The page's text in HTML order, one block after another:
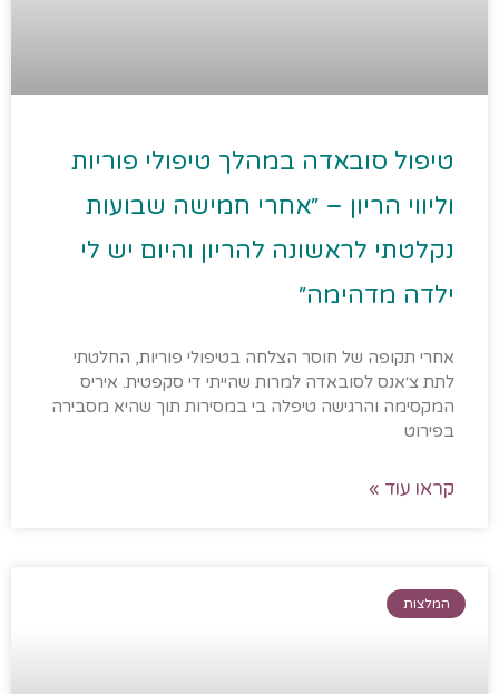
טיפול סובאדה במהלך טיפולי פוריות
וליווי הריון – ״אחרי חמישה שבועות
נקלטתי לראשונה להריון והיום יש לי
ילדה מדהימה״
אחרי תקופה של חוסר הצלחה בטיפולי פוריות, החלטתי
לתת צ׳אנס לסובאדה למרות שהייתי די סקפטית. איריס
המקסימה והרגישה טיפלה בי במסירות תוך שהיא מסבירה
בפירוט
קראו עוד »
המלצות